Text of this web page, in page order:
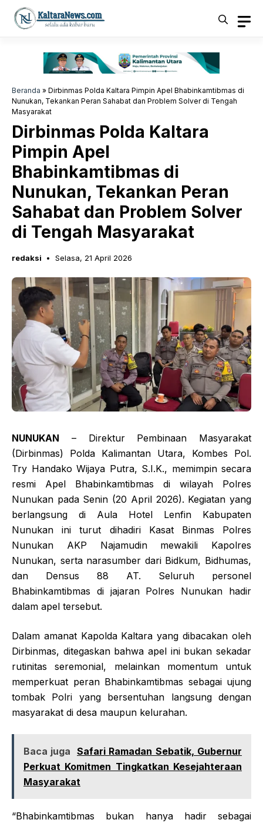
Langsung
Beranda » Dirbinmas Polda Kaltara Pimpin Apel Bhabinkamtibmas di
Nunukan, Tekankan Peran Sahabat dan Problem Solver di Tengah
Masyarakat
Dirbinmas Polda Kaltara
Pimpin Apel
Bhabinkamtibmas di
Nunukan, Tekankan Peran
Sahabat dan Problem Solver
di Tengah Masyarakat
redaksi Selasa, 21 April 2026
NUNUKAN – Direktur Pembinaan Masyarakat
(Dirbinmas) Polda Kalimantan Utara, Kombes Pol.
Try Handako Wijaya Putra, S.I.K., memimpin secara
resmi Apel Bhabinkamtibmas di wilayah Polres
Nunukan pada Senin (20 April 2026). Kegiatan yang
berlangsung di Aula Hotel Lenfin Kabupaten
Nunukan ini turut dihadiri Kasat Binmas Polres
Nunukan AKP Najamudin mewakili Kapolres
Nunukan, serta narasumber dari Bidkum, Bidhumas,
dan Densus 88 AT. Seluruh personel
Bhabinkamtibmas di jajaran Polres Nunukan hadir
dalam apel tersebut.
Dalam amanat Kapolda Kaltara yang dibacakan oleh
Dirbinmas, ditegaskan bahwa apel ini bukan sekadar
rutinitas seremonial, melainkan momentum untuk
memperkuat peran Bhabinkamtibmas sebagai ujung
tombak Polri yang bersentuhan langsung dengan
masyarakat di desa maupun kelurahan.
Baca juga
Safari Ramadan Sebatik, Gubernur
Perkuat Komitmen Tingkatkan Kesejahteraan
Masyarakat
“Bhabinkamtibmas bukan hanya hadir sebagai